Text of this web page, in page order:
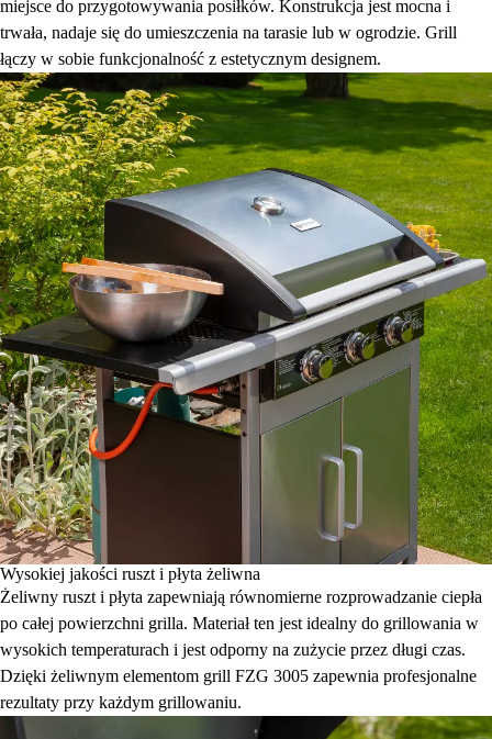
miejsce do przygotowywania posiłków. Konstrukcja jest mocna i
trwała, nadaje się do umieszczenia na tarasie lub w ogrodzie. Grill
łączy w sobie funkcjonalność z estetycznym designem.
Wysokiej jakości ruszt i płyta żeliwna
Żeliwny ruszt i płyta zapewniają równomierne rozprowadzanie ciepła
po całej powierzchni grilla. Materiał ten jest idealny do grillowania w
wysokich temperaturach i jest odporny na zużycie przez długi czas.
Dzięki żeliwnym elementom grill FZG 3005 zapewnia profesjonalne
rezultaty przy każdym grillowaniu.